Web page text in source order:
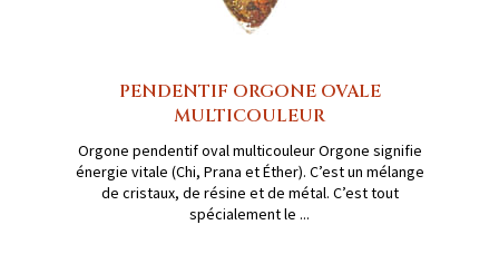
PENDENTIF ORGONE OVALE
MULTICOULEUR
Orgone pendentif oval multicouleur Orgone signifie
énergie vitale (Chi, Prana et Éther). C’est un mélange
de cristaux, de résine et de métal. C’est tout
spécialement le ...